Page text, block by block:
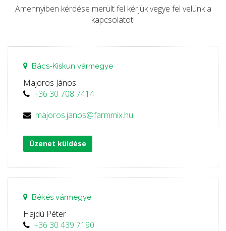
Amennyiben kérdése merült fel kérjük vegye fel velünk a
kapcsolatot!
Bács-Kiskun vármegye
Majoros János
+36 30 708 7414
majoros.janos@farmmix.hu
Üzenet küldése
Békés vármegye
Hajdú Péter
+36 30 439 7190